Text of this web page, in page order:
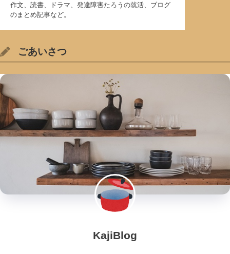
作文、読書、ドラマ、発達障害たろうの就活、ブログ
のまとめ記事など。
ごあいさつ
KajiBlog